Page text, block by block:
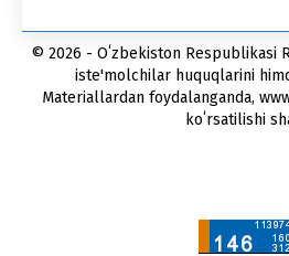
© 2026 - Oʻzbekiston Respublikasi
iste'molchilar huquqlarini
Materiallardan foydalanganda,
koʻrsatilishi